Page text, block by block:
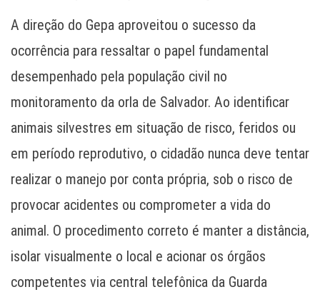
A direção do Gepa aproveitou o sucesso da
ocorrência para ressaltar o papel fundamental
desempenhado pela população civil no
monitoramento da orla de Salvador. Ao identificar
animais silvestres em situação de risco, feridos ou
em período reprodutivo, o cidadão nunca deve tentar
realizar o manejo por conta própria, sob o risco de
provocar acidentes ou comprometer a vida do
animal. O procedimento correto é manter a distância,
isolar visualmente o local e acionar os órgãos
competentes via central telefônica da Guarda